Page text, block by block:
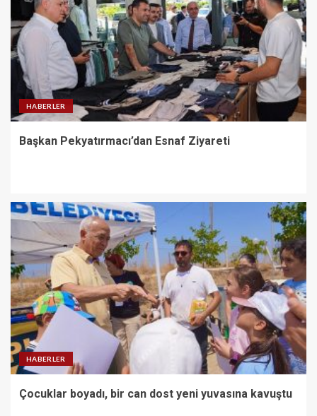
HABERLER
Başkan Pekyatırmacı’dan Esnaf Ziyareti
HABERLER
Çocuklar boyadı, bir can dost yeni yuvasına kavuştu